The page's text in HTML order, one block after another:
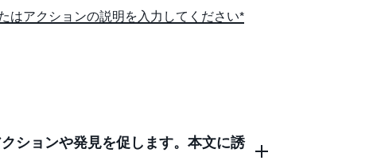
はアクションの説明を入力してください*
ションや発見を促します。本文に誘